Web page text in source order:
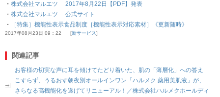
・ 株式会社マルエツ 2017年8月22日【PDF】発表
・ 株式会社マルエツ 公式サイト
・
［特集］機能性表示食品制度［機能性表示対応素材］《更新随時》
2017年08月23日 09：22 新サービス
関連記事
お客様の切実な声に耳を傾けてたどり着いた、肌の「薄層化」への答え
こすらず、うるおす朝夜別オールインワン「ハルメク 薬用美肌液」が、
さらなる高機能化を遂げてリニューアル！／株式会社ハルメクホールディ